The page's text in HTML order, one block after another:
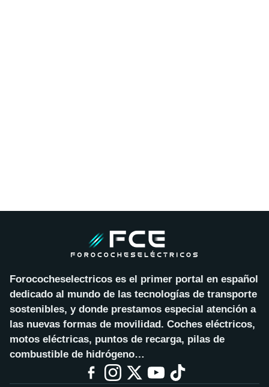
Forococheselectricos es el primer portal en español
dedicado al mundo de las tecnologías de transporte
sostenibles, y donde prestamos especial atención a
las nuevas formas de movilidad. Coches eléctricos,
motos eléctricas, puntos de recarga, pilas de
combustible de hidrógeno…